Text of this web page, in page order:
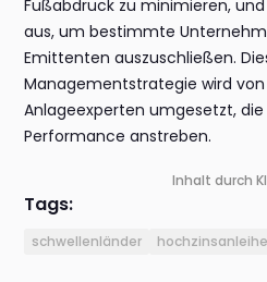
Fußabdruck zu minimieren,
aus, um bestimmte
Emittenten auszuschließen.
Managementstrategie wird
Anlageexperten umgesetzt,
Performance anstreben.
Inhalt durch
Tags:
schwellenländer